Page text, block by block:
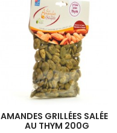
AMANDES GRILLÉES SALÉES
AU THYM 200G